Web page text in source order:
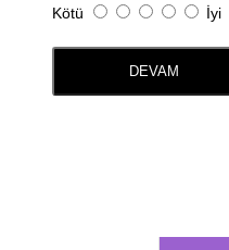
Kötü İyi
DEVAM